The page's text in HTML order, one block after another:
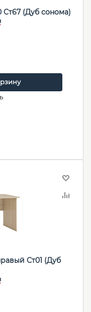
Ст67 (Дуб сонома)
Ст01 (Дуб